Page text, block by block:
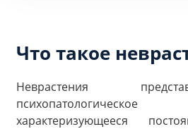
Что такое
Неврастения
характеризующееся